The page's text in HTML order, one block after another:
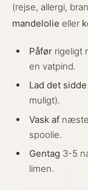
(rejse, allergi,
mandelolie eller
Påfør rigeligt
en vatpind.
Lad det sidde
muligt).
Vask af
spoolie.
Gentag 3-5
limen.